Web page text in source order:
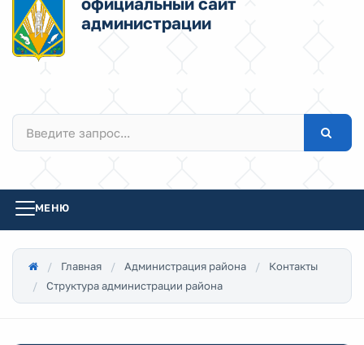
администрации
МЕНЮ
Главная Администрация района
Контакты
Структура администрации района